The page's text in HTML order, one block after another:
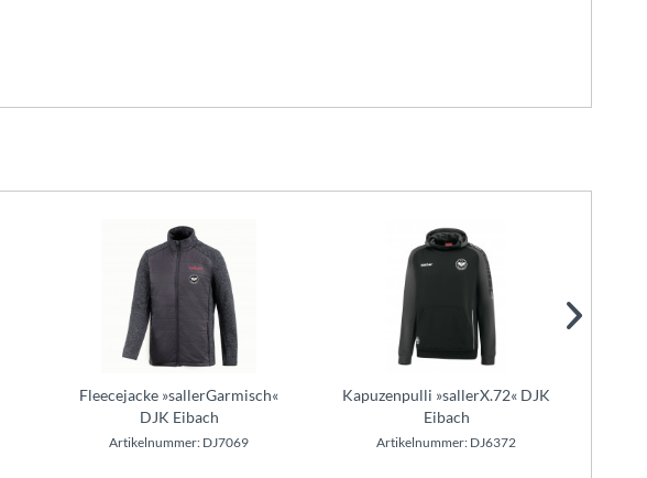
Fleecejacke »sallerGarmisch«
DJK Eibach
Artikelnummer: DJ7069
Kapuzenpulli »sallerX.72« DJK
Eibach
Artikelnummer: DJ6372